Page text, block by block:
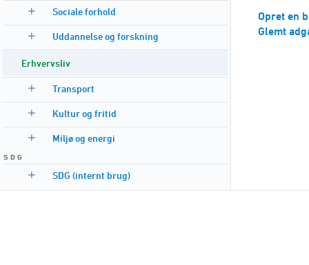
Sociale forhold
Uddannelse og forskning
Erhvervsliv
Transport
Kultur og fritid
Miljø og energi
S D G
SDG (internt brug)
Opret en
Glemt